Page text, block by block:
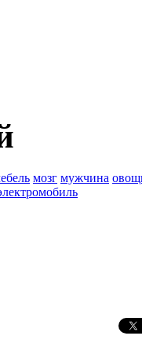
мозг мужчина